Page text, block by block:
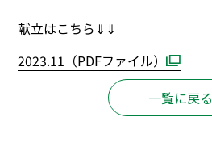
献立はこちら⇓⇓
2023.11 （PDFファイル）
一覧に戻る